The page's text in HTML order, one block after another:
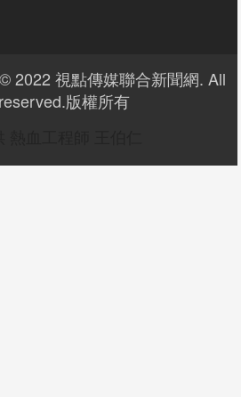
2022 視點傳媒聯合新聞網. All
版權所有